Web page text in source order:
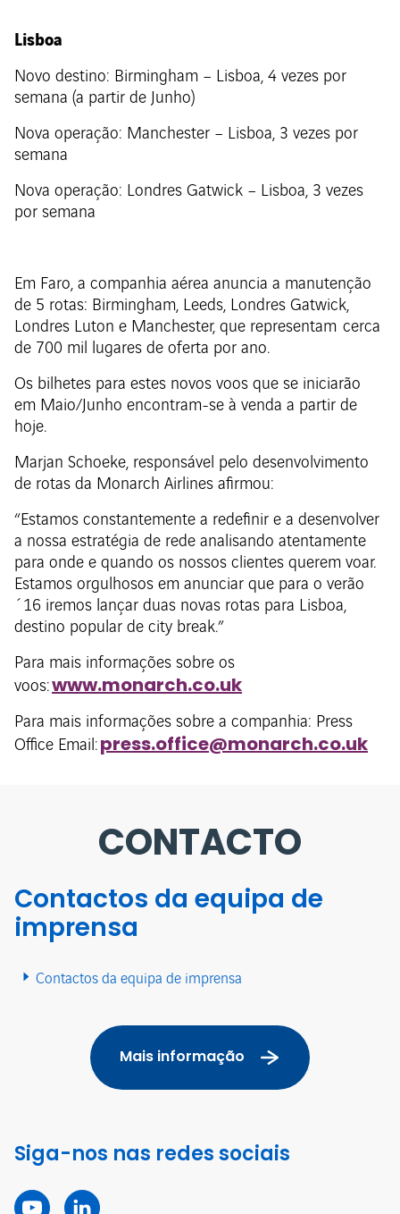
Lisboa
Novo destino: Birmingham – Lisboa, 4 vezes por
semana (a partir de Junho)
Nova operação: Manchester – Lisboa, 3 vezes por
semana
Nova operação: Londres Gatwick – Lisboa, 3 vezes
por semana
Em Faro, a companhia aérea anuncia a manutenção
de 5 rotas: Birmingham, Leeds, Londres Gatwick,
Londres Luton e Manchester, que representam cerca
de 700 mil lugares de oferta por ano.
Os bilhetes para estes novos voos que se iniciarão
em Maio/Junho encontram-se à venda a partir de
hoje.
Marjan Schoeke, responsável pelo desenvolvimento
de rotas da Monarch Airlines afirmou:
“Estamos constantemente a redefinir e a desenvolver
a nossa estratégia de rede analisando atentamente
para onde e quando os nossos clientes querem voar.
Estamos orgulhosos em anunciar que para o verão
´16 iremos lançar duas novas rotas para Lisboa,
destino popular de city break.”
Para mais informações sobre os
voos:www.monarch.co.uk
Para mais informações sobre a companhia: Press
Office Email: press.office@monarch.co.uk​
CONTACTO
Contactos da equipa de
imprensa
Contactos da equipa de imprensa
Mais informação
Siga-nos nas redes sociais